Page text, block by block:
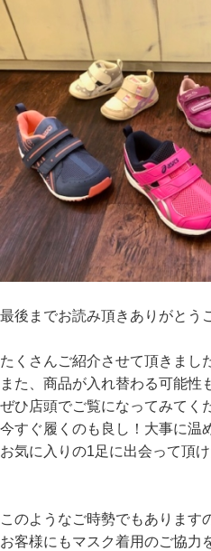
最後までお読み頂きありがとう
たくさんご紹介させて頂きまし
また、商品が入れ替わる可能性
ぜひ店頭でご覧になってみてく
今すぐ履くのも良し！大事に温
お気に入りの1足に出会って頂け
このようなご時勢でもあります
お客様にもマスク着用のご協力